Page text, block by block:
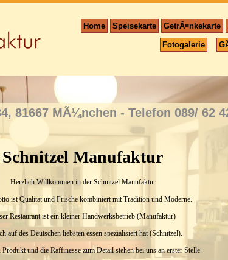
Home Speisekarte GetrÃ¤nkekarte
Fotogalerie
81667 MÃ¼nchen - Telefon 089/ 62
Schnitzel Manufaktur
Herzlich Willkommen in der Schnitzel Manufaktur
ist Qualität und Frische kombiniert mit Tradition und Moderne.
Restaurant ist ein kleiner Handwerksbetrieb (Manufaktur)
auf des Deutschen liebsten essen spezialisiert hat (Schnitzel).
und die Raffinesse zum Detail stehen bei uns an erster Stelle.